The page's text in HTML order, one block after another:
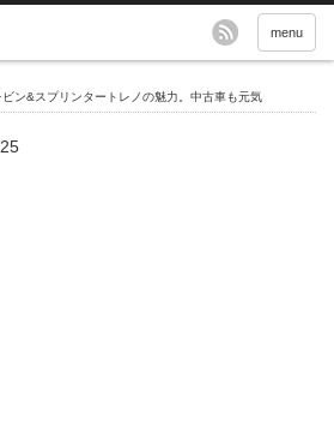
menu
ン&スプリンタートレノの魅力。中古車も元気